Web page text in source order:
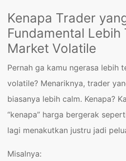
Kenapa Trader
Fundamental Lebih
Market Volatile
Pernah ga kamu ngerasa lebih
volatile? Menariknya, trader
biasanya lebih calm. Kenapa?
“kenapa” harga bergerak
lagi menakutkan justru jadi
Misalnya: